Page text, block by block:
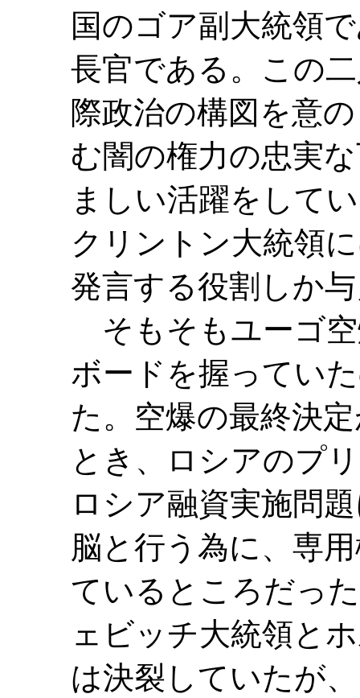
国のゴア副大統領
長官である。この
際政治の構図を意
む闇の権力の忠実
ましい活躍をして
クリントン大統領
発言する役割しか
そもそもユーゴ
ボードを握ってい
た。空爆の最終決
とき、ロシアのプ
ロシア融資実施問
脳と行う為に、専
ているところだっ
ェビッチ大統領と
は決裂していたが